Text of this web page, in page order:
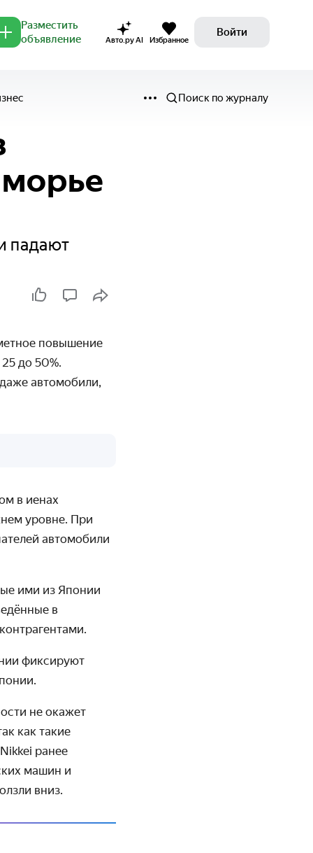
Разместить
объявление
Авто.ру AI Избранное
Войти
Поиск по журналу
падают
повышение
до 50%.
автомобили,
в иенах
уровне. При
автомобили
ими из Японии
в
фиксируют
не окажет
как такие
ранее
машин и
вниз.